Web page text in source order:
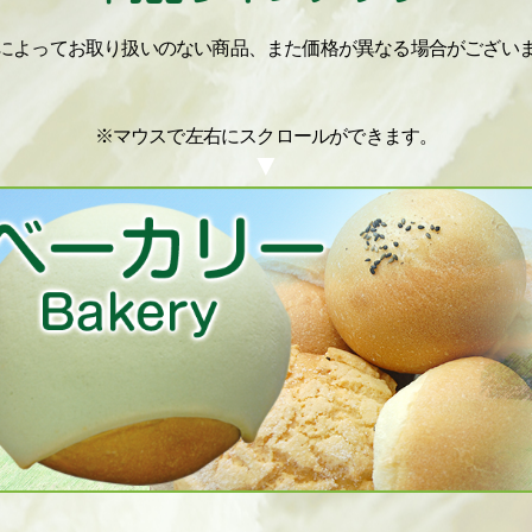
よってお取り扱いのない商品、また価格が異なる場合がござい
※マウスで左右にスクロールができます。
▼